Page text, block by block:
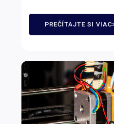
PREČÍTAJTE SI